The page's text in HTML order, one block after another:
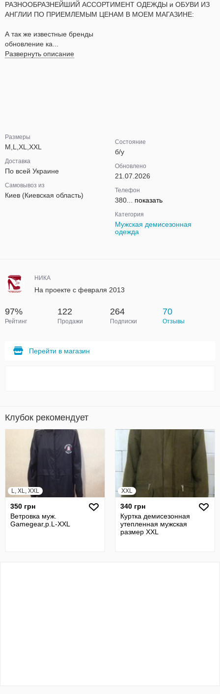
РАЗНООБРАЗНЕЙШИЙ АССОРТИМЕНТ ОДЕЖДЫ и ОБУВИ ИЗ
АНГЛИИ ПО ПРИЕМЛЕМЫМ ЦЕНАМ В МОЕМ МАГАЗИНЕ:
А так же известные бренды
обновление ка...
Развернуть описание
Размеры
M,L,XL,XXL
Доставка
По всей Украине
Самовывоз из
Киев (Киевская область)
Состояние
б/у
Обновлено
21.07.2026
Телефон
380... показать
Категория
Мужская демисезонная
одежда
НИКА
На проекте с февраля 2013
97%
Рейтинг
122
Продажи
264
Подписки
70
Отзывы
Перейти в магазин
Клубок рекомендует
L, XL, XXL
350 грн
Ветровка муж.
Gamegear,р.L-XXL
XXL
340 грн
Куртка демисезонная
утепленная мужская
размер XXL